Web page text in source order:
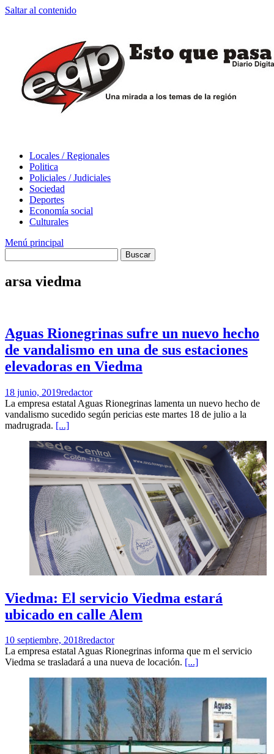
Saltar al contenido
Locales / Regionales
Politica
Policiales / Judiciales
Sociedad
Deportes
Economía social
Culturales
Menú principal
arsa viedma
Aguas Rionegrinas sufre un nuevo hecho
de vandalismo en una de sus estaciones
elevadoras en Viedma
18 junio, 2019redactor
La empresa estatal Aguas Rionegrinas lamenta un nuevo hecho de
vandalismo sucedido según pericias este martes 18 de julio a la
madrugrada. [...]
Viedma: El servicio Viedma estará
ubicado en calle Alem
10 septiembre, 2018redactor
La empresa estatal Aguas Rionegrinas informa que m el servicio
Viedma se trasladará a una nueva de locación. [...]